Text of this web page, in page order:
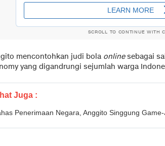
SCROLL TO CONTINUE WITH
mencontohkan judi bola onlinesebagai
yang digandrungi sejumlah warga
Juga :
Penerimaan Negara, Anggito Singgung